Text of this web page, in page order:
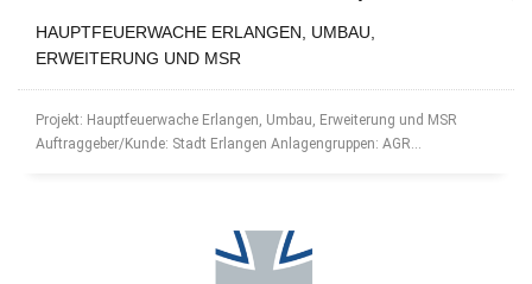
HAUPTFEUERWACHE ERLANGEN, UMBAU,
ERWEITERUNG UND MSR
Projekt: Hauptfeuerwache Erlangen, Umbau, Erweiterung und MSR
Auftraggeber/Kunde: Stadt Erlangen Anlagengruppen: AGR...